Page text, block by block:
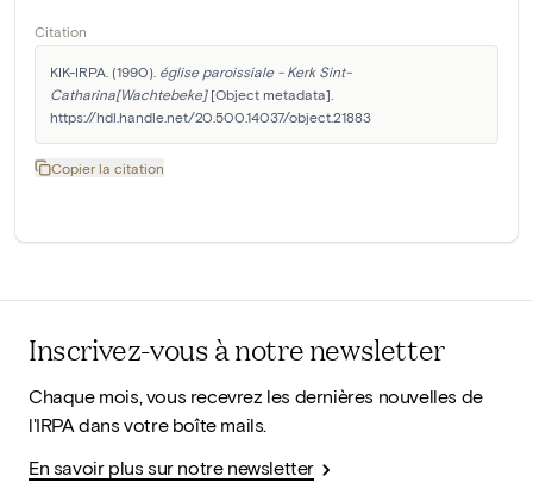
Citation
KIK-IRPA. (1990). église paroissiale - Kerk Sint-
Catharina[Wachtebeke] [Object metadata].
https://hdl.handle.net/20.500.14037/object.21883
Copier la citation
Inscrivez-vous à notre newsletter
Chaque mois, vous recevrez les dernières nouvelles de
l'IRPA dans votre boîte mails.
En savoir plus sur notre newsletter